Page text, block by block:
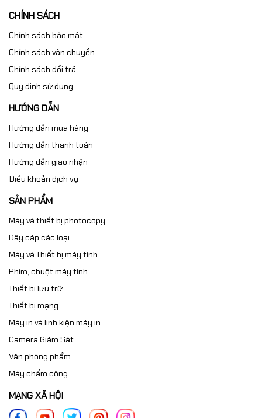
CHÍNH SÁCH
Chính sách bảo mật
Chính sách vận chuyển
Chính sách đổi trả
Quy định sử dụng
HƯỚNG DẪN
Hướng dẫn mua hàng
Hướng dẫn thanh toán
Hướng dẫn giao nhận
Điều khoản dịch vụ
SẢN PHẨM
Máy và thiết bị photocopy
Dây cáp các loại
Máy và Thiết bị máy tính
Phím, chuột máy tính
Thiết bi lưu trữ
Thiết bị mạng
Máy in và linh kiện máy in
Camera Giám Sát
Văn phòng phẩm
Máy chấm công
MẠNG XÃ HỘI